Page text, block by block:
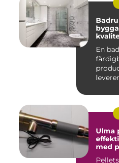
En
Ulma
med